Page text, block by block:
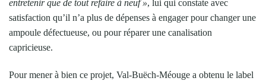
entretenir que de tout refaire à neuf », lui qui constate avec
satisfaction qu’il n’a plus de dépenses à engager pour changer une
ampoule défectueuse, ou pour réparer une canalisation
capricieuse.
Pour mener à bien ce projet, Val-Buëch-Méouge a obtenu le label